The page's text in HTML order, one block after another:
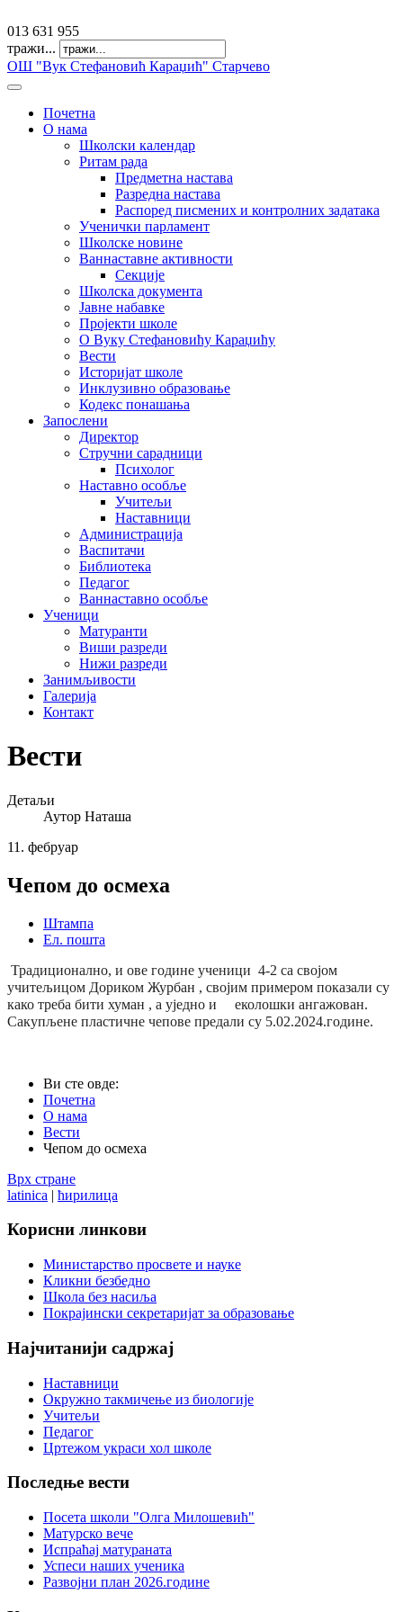
013 631 955
тражи...
ОШ "Вук Стефановић Караџић" Старчево
Почетна
О нама
Школски календар
Ритам рада
Предметна настава
Разредна настава
Распоред писмених и контролних задатака
Ученички парламент
Школске новине
Ваннаставне активности
Секције
Школска документа
Јавне набавке
Пројекти школе
О Вуку Стефановићу Караџићу
Вести
Историјат школе
Инклузивно образовање
Кодекс понашања
Запослени
Директор
Стручни сарадници
Психолог
Наставно особље
Учитељи
Наставници
Администрација
Васпитачи
Библиотека
Педагог
Ваннаставно особље
Ученици
Матуранти
Виши разреди
Нижи разреди
Занимљивости
Галерија
Контакт
Вести
Детаљи
Аутор Наташа
11. фебруар
Чепом до осмеха
Штампа
Ел. пошта
Традиционално, и ове године ученици 4-2 са својом
учитељицом Дориком Журбан , својим примером показали су
како треба бити хуман , а уједно и еколошки ангажован.
Сакупљене пластичне чепове предали су 5.02.2024.године.
Ви сте овде:
Почетна
О нама
Вести
Чепом до осмеха
Врх стране
latinica | ћирилица
Корисни линкови
Министарство просвете и науке
Кликни безбедно
Школа без насиља
Покрајински секретаријат за образовање
Најчитанији садржај
Наставници
Окружно такмичење из биологије
Учитељи
Педагог
Цртежом украси хол школе
Последње вести
Посета школи "Олга Милошевић"
Матурско вече
Испраћај матураната
Успеси наших ученика
Развојни план 2026.године